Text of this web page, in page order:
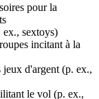
pour la
ex., sextoys)
incitant à la
jeux d'argent (p. ex.,
le vol (p. ex.,